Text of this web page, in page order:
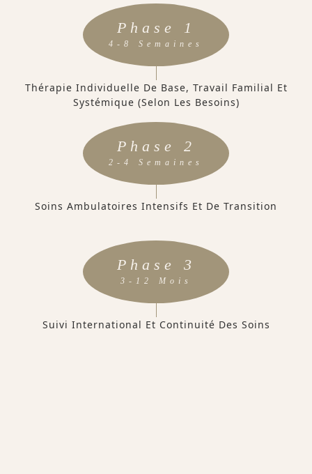
Phase 1
4-8 Semaines
Thérapie Individuelle De Base, Travail Familial Et
Systémique (selon Les Besoins)
Phase 2
2-4 Semaines
Soins Ambulatoires Intensifs Et De Transition
Phase 3
3-12 Mois
Suivi International Et Continuité Des Soins